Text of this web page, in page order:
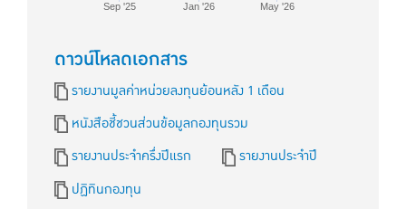
Sep '25 Jan '26 May '26
ดาวน์โหลดเอกสาร
รายงานมูลค่าหน่วยลงทุนย้อนหลัง 1 เดือน
หนังสือชี้ชวนส่วนข้อมูลกองทุนรวม
รายงานประจำครึ่งปีแรก
รายงานประจำปี
ปฏิทินกองทุน